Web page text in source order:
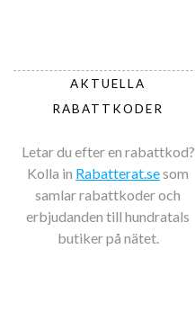
AKTUELLA
RABATTKODER
Letar du efter en rabattkod?
Kolla in Rabatterat.sesom
samlar rabattkoder och
erbjudanden till hundratals
butiker på nätet.